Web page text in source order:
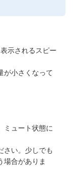
示されるスピー
が小さくなって
ミュート状態に
さい。少しでも
場合がありま